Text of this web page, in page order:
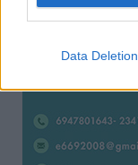
Data Deletion